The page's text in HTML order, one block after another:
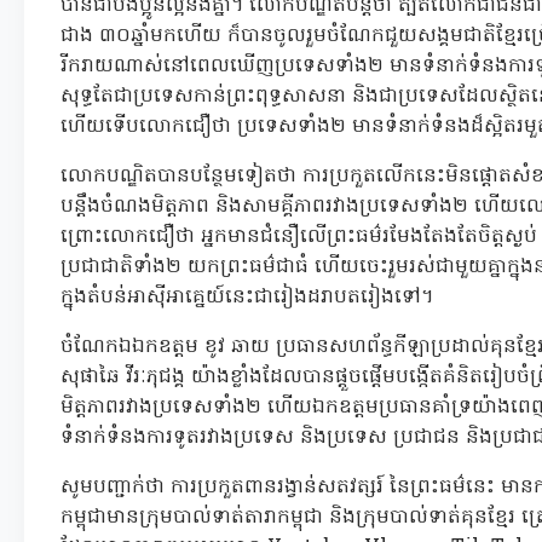
ជាង ៣០ឆ្នាំមកហើយ ក៏បានចូលរួមចំណែកជួយសង្គមជាតិខ្មែ
រីករាយណាស់នៅពេលឃើញប្រទេសទាំង២ មានទំនាក់ទំនងការ
សុទ្ធតែជាប្រទេសកាន់ព្រះពុទ្ធសាសនា និងជាប្រទេសដែលស្ថិតន
ហើយទើបលោកជឿថា ប្រទេសទាំង២ មានទំនាក់ទំនងដ៏ស្អិតរមួ
លោកបណ្ឌិតបានបន្ថែមទៀតថា ការប្រកួតលើកនេះមិនផ្តោត
បន្តឹងចំណងមិត្តភាព និងសាមគ្គីភាពរវាងប្រទេសទាំង២ ហើយលោ
ព្រោះលោកជឿថា អ្នកមានជំនឿលើព្រះធម៌រមែងតែងតែចិត្តស្
ប្រជាជាតិទាំង២ យកព្រះធម៌ជាធំ ហើយចេះរួមរស់ជាមួយគ្នាក្នុង
ក្នុងតំបន់អាស៊ីអាគ្នេយ៍នេះជារៀងដរាបតរៀងទៅ។
ចំណែកឯឯកឧត្តម ខូវ ឆាយ ប្រធានសហព័ន្ធកីឡាប្រដាល់គុនខ្
សុផាឆៃ វីរៈភុជង្គ យ៉ាងខ្លាំងដែលបានផ្តួចផ្តើមបង្កើតគំនិតរៀ
មិត្តភាពរវាងប្រទេសទាំង២ ហើយឯកឧត្តមប្រធានគាំទ្រយ៉ាង
ទំនាក់ទំនងការទូតរវាងប្រទេស និងប្រទេស ប្រជាជន និងប្រជ
សូមបញ្ជាក់ថា ការប្រកួតពានរង្វាន់សតវត្សរ៍ នៃព្រះធម៌នេះ
កម្ពុជាមានក្រុមបាល់ទាត់តារាកម្ពុជា និងក្រុមបាល់ទាត់គុនខ្មែរ